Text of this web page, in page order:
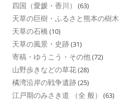
四国（愛媛・香川） (63)
天草の巨樹・ふるさと熊本の樹木
天草の石橋 (10)
天草の風景・史跡(31)
寄稿・ゆうこう・その他(72)
山野歩きなどの草花(28)
橘湾沿岸の戦争遺跡(25)
江戸期のみさき道 （全 般） (63)